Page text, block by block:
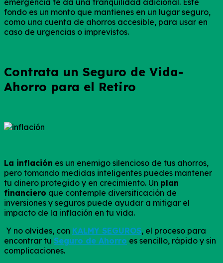
fondo es un monto que mantienes en un lugar seguro,
como una cuenta de ahorros accesible, para usar en
caso de urgencias o imprevistos.
Contrata un Seguro de Vida-
Ahorro para el Retiro
La inflación es un enemigo silencioso de tus ahorros,
pero tomando medidas inteligentes puedes mantener
tu dinero protegido y en crecimiento. Un plan
financiero que contemple diversificación de
inversiones y seguros puede ayudar a mitigar el
impacto de la inflación en tu vida.
Y no olvides, con KALMY SEGUROS, el proceso para
encontrar tu Seguro de Ahorro es sencillo, rápido y sin
complicaciones.